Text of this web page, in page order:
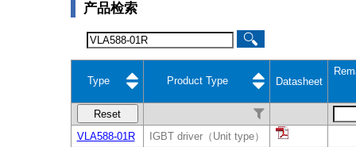
产品检索
Type Product Type Datasheet
Reset
VLA588-01R
IGBT driver（Unit type）